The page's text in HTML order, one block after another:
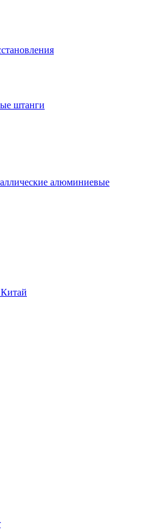
штанги
алюминиевые